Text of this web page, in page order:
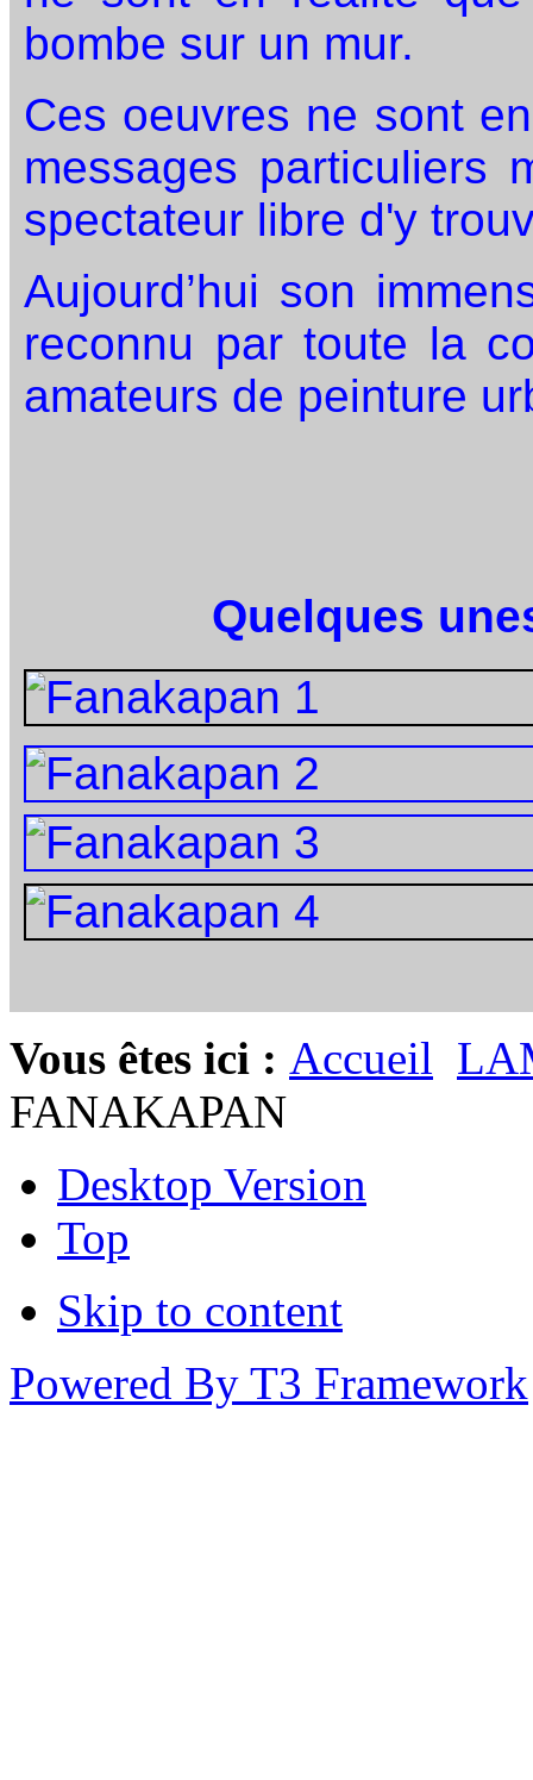
bombe sur un mur.
Ces oeuvres ne sont
messages particuliers
spectateur libre d'y
Aujourd’hui son
reconnu par toute la
amateurs de peinture
Quelques
Vous êtes ici : Accueil
FANAKAPAN
Desktop Version
Top
Skip to content
Powered By T3 Framework